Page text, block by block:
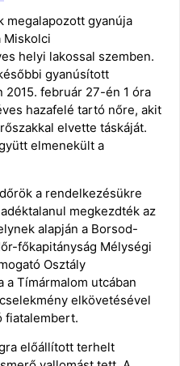
megalapozott gyanúja
Miskolci
helyi lakossal szemben.
gyanúsított
2015. február 27-én 1 óra
hazafelé tartó nőre, akit
elvette táskáját.
elmenekült a
a rendelkezésükre
megkezdték az
alapján a Borsod-
főkapitányság Mélységi
Osztály
a Tímármalom utcában
elkövetésével
fiatalembert.
előállított terhelt